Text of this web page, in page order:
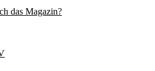
das Magazin?